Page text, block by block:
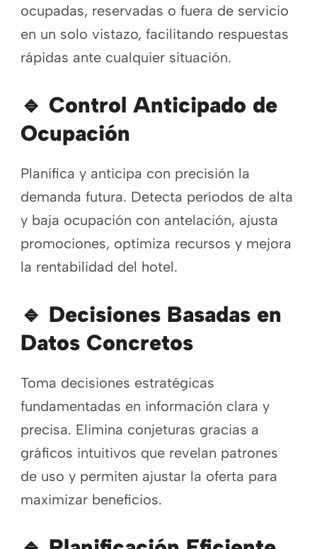
ocupadas, reservadas o fuera de servicio
en un solo vistazo, facilitando respuestas
rápidas ante cualquier situación.
🔹 Control Anticipado de
Ocupación
Planifica y anticipa con precisión la
demanda futura. Detecta períodos de alta
y baja ocupación con antelación, ajusta
promociones, optimiza recursos y mejora
la rentabilidad del hotel.
🔹 Decisiones Basadas en
Datos Concretos
Toma decisiones estratégicas
fundamentadas en información clara y
precisa. Elimina conjeturas gracias a
gráficos intuitivos que revelan patrones
de uso y permiten ajustar la oferta para
maximizar beneficios.